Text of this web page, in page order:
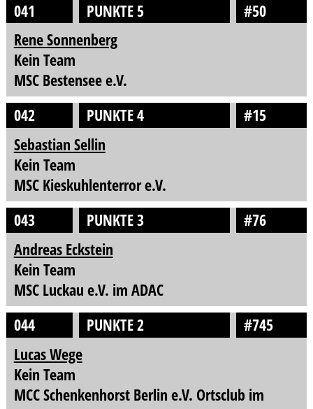
041
PUNKTE 5
#50
Rene Sonnenberg
Kein Team
MSC Bestensee e.V.
042
PUNKTE 4
#15
Sebastian Sellin
Kein Team
MSC Kieskuhlenterror e.V.
043
PUNKTE 3
#76
Andreas Eckstein
Kein Team
MSC Luckau e.V. im ADAC
044
PUNKTE 2
#745
Lucas Wege
Kein Team
MCC Schenkenhorst Berlin e.V. Ortsclub im